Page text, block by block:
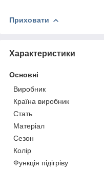
Приховати
Характеристики
Основні
Виробник
Країна виробник
Стать
Матеріал
Сезон
Колір
Функція підігріву